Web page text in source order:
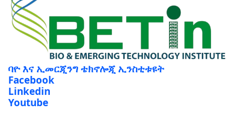
ባዮ እና ኢመርጂንግ ቴክኖሎጂ ኢንስቲቱዩት
Facebook
Linkedin
Youtube